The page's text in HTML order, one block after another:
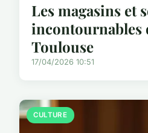
Les magasins et
incontournables
Toulouse
17/04/2026 10:51
CULTURE